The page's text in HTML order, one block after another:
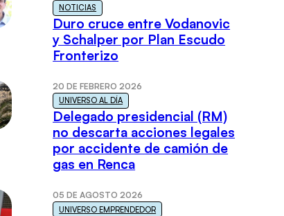
NOTICIAS
Duro cruce entre Vodanovic
y Schalper por Plan Escudo
Fronterizo
20 DE FEBRERO 2026
UNIVERSO AL DÍA
Delegado presidencial (RM)
no descarta acciones legales
por accidente de camión de
gas en Renca
05 DE AGOSTO 2026
UNIVERSO EMPRENDEDOR